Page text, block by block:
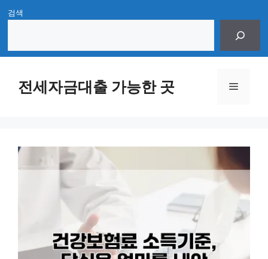
Skip
content
검색
전세자금대출 가능한 곳 Menu